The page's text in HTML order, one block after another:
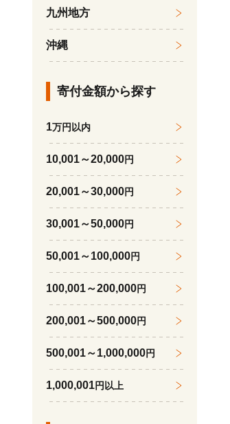
九州地方
沖縄
寄付金額から探す
1万円以内
10,001～20,000円
20,001～30,000円
30,001～50,000円
50,001～100,000円
100,001～200,000円
200,001～500,000円
500,001～1,000,000円
1,000,001円以上